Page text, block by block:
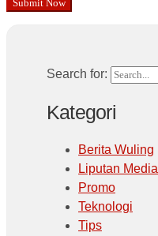
Search for:
Kategori
Berita Wuling
Liputan Media
Promo
Teknologi
Tips